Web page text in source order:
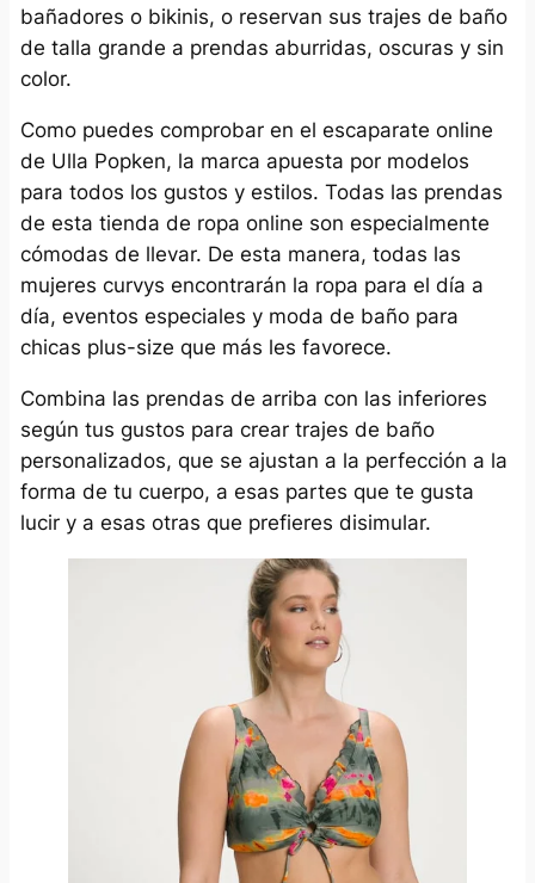
bañadores o bikinis, o reservan sus trajes de baño
de talla grande a prendas aburridas, oscuras y sin
color.
Como puedes comprobar en el escaparate online
de Ulla Popken, la marca apuesta por modelos
para todos los gustos y estilos. Todas las prendas
de esta tienda de ropa online son especialmente
cómodas de llevar. De esta manera, todas las
mujeres curvys encontrarán la ropa para el día a
día, eventos especiales y moda de baño para
chicas plus-size que más les favorece.
Combina las prendas de arriba con las inferiores
según tus gustos para crear trajes de baño
personalizados, que se ajustan a la perfección a la
forma de tu cuerpo, a esas partes que te gusta
lucir y a esas otras que prefieres disimular.